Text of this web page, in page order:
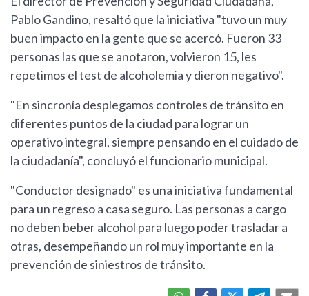
Pablo Gandino, resaltó que la iniciativa "tuvo un muy
buen impacto en la gente que se acercó. Fueron 33
personas las que se anotaron, volvieron 15, les
repetimos el test de alcoholemia y dieron negativo".
"En sincronía desplegamos controles de tránsito en
diferentes puntos de la ciudad para lograr un
operativo integral, siempre pensando en el cuidado de
la ciudadanía", concluyó el funcionario municipal.
"Conductor designado" es una iniciativa fundamental
para un regreso a casa seguro. Las personas a cargo
no deben beber alcohol para luego poder trasladar a
otras, desempeñando un rol muy importante en la
prevención de siniestros de tránsito.